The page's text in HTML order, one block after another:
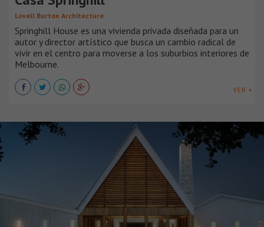
Lovell Burton Architecture
Springhill House es una vivienda privada diseñada para un
autor y director artístico que busca un cambio radical de
vivir en el centro para moverse a los suburbios interiores de
Melbourne.
VER +